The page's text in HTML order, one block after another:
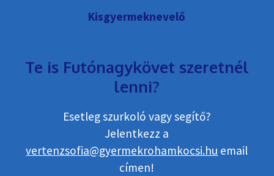
Kisgyermeknevelő
Te is Futónagykövet szeretnél
lenni?
Esetleg szurkoló vagy segítő?
Jelentkezz a
vertenzsofia@gyermekrohamkocsi.hu email
címen!